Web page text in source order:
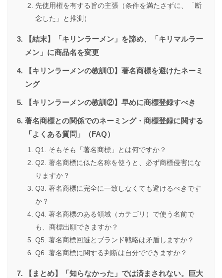
先使用権を有する旨の主張（条件を満たさずに、「断
念した」と推測）
【結末】「キリンラーメン」を諦め、「キリマルラー
メン」に商品名を変更
【キリンラーメンの教訓①】著名商標を避けたネーミ
ング
【キリンラーメンの教訓②】早めに商標登録すべき
著名商標との関係でのネーミング・商標登録に関する
「よくある質問」（FAQ）
Q1. そもそも「著名商標」とは何ですか？
Q2. 著名商標に似た名称を使うと、必ず商標侵害にな
りますか？
Q3. 著名商標に完全に一致しなくても避けるべきです
か？
Q4. 著名商標のある領域（カテゴリ）で使う名前で
も、商標出願できますか？
Q5. 著名商標回避とブランド戦略は矛盾しますか？
Q6. 著名商標に関する判断は自分でできますか？
【まとめ】「知らなかった」では済まされない。巨大